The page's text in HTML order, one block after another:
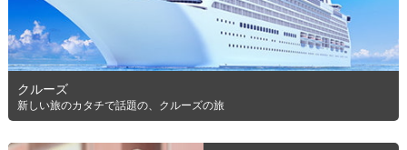
クルーズ
新しい旅のカタチで話題の、クルーズの旅